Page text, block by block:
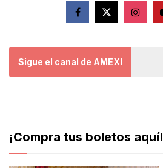
Sigue el canal de AMEXI
¡Compra tus boletos aquí!